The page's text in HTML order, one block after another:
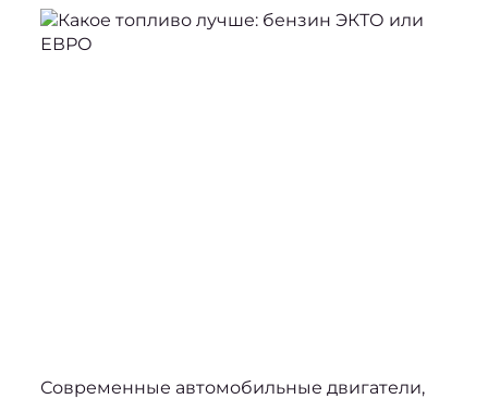
Современные автомобильные двигатели,